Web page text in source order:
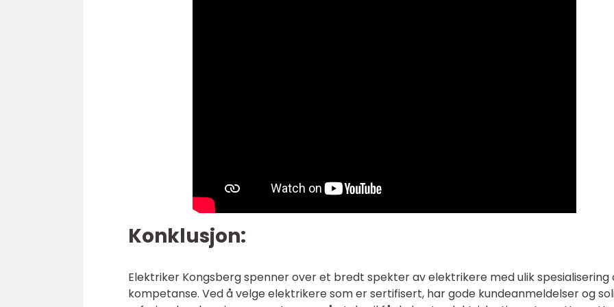
Konklusjon:
Elektriker Kongsberg spenner over et bredt spekter av elektrikere med ulik spesialisering
kompetanse. Ved å velge elektrikere som er sertifisert, har gode kundeanmeldelser og